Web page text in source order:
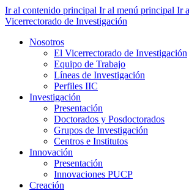
Ir al contenido principal Ir al menú principal Ir
Vicerrectorado de Investigación
Nosotros
El Vicerrectorado de Investigación
Equipo de Trabajo
Líneas de Investigación
Perfiles IIC
Investigación
Presentación
Doctorados y Posdoctorados
Grupos de Investigación
Centros e Institutos
Innovación
Presentación
Innovaciones PUCP
Creación